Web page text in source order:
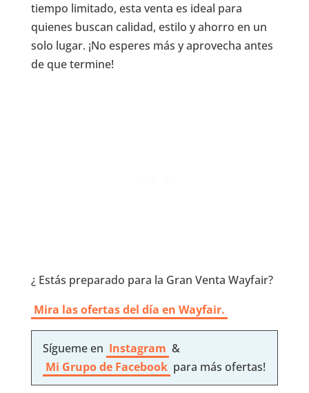
tiempo limitado, esta venta es ideal para
quienes buscan calidad, estilo y ahorro en un
solo lugar. ¡No esperes más y aprovecha antes
de que termine!
¿ Estás preparado para la Gran Venta Wayfair?
Mira las ofertas del día en Wayfair.
Sígueme en Instagram &
Mi Grupo de Facebook para más ofertas!